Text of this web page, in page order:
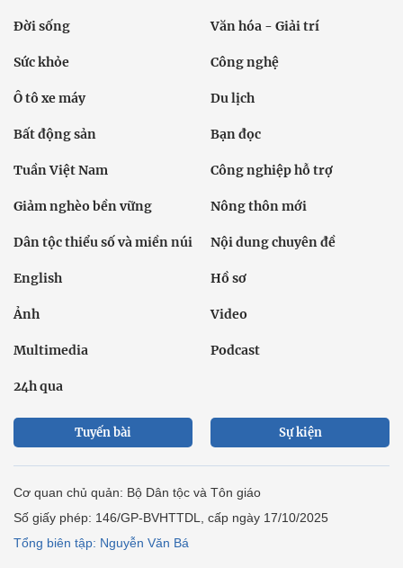
Đời sống Văn hóa - Giải trí
Sức khỏe Công nghệ
Ô tô xe máy Du lịch
Bất động sản Bạn đọc
Tuần Việt Nam Công nghiệp hỗ trợ
Giảm nghèo bền vững Nông thôn mới
Dân tộc thiểu số và miền núi Nội dung chuyên đề
English Hồ sơ
Ảnh Video
Multimedia Podcast
24h qua
Tuyến bài Sự kiện
Cơ quan chủ quản: Bộ Dân tộc và Tôn giáo
Số giấy phép: 146/GP-BVHTTDL, cấp ngày 17/10/2025
Tổng biên tập: Nguyễn Văn Bá